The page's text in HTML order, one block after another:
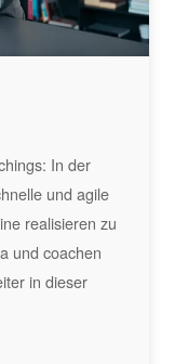
In der
und agile
realisieren zu
und coachen
in dieser